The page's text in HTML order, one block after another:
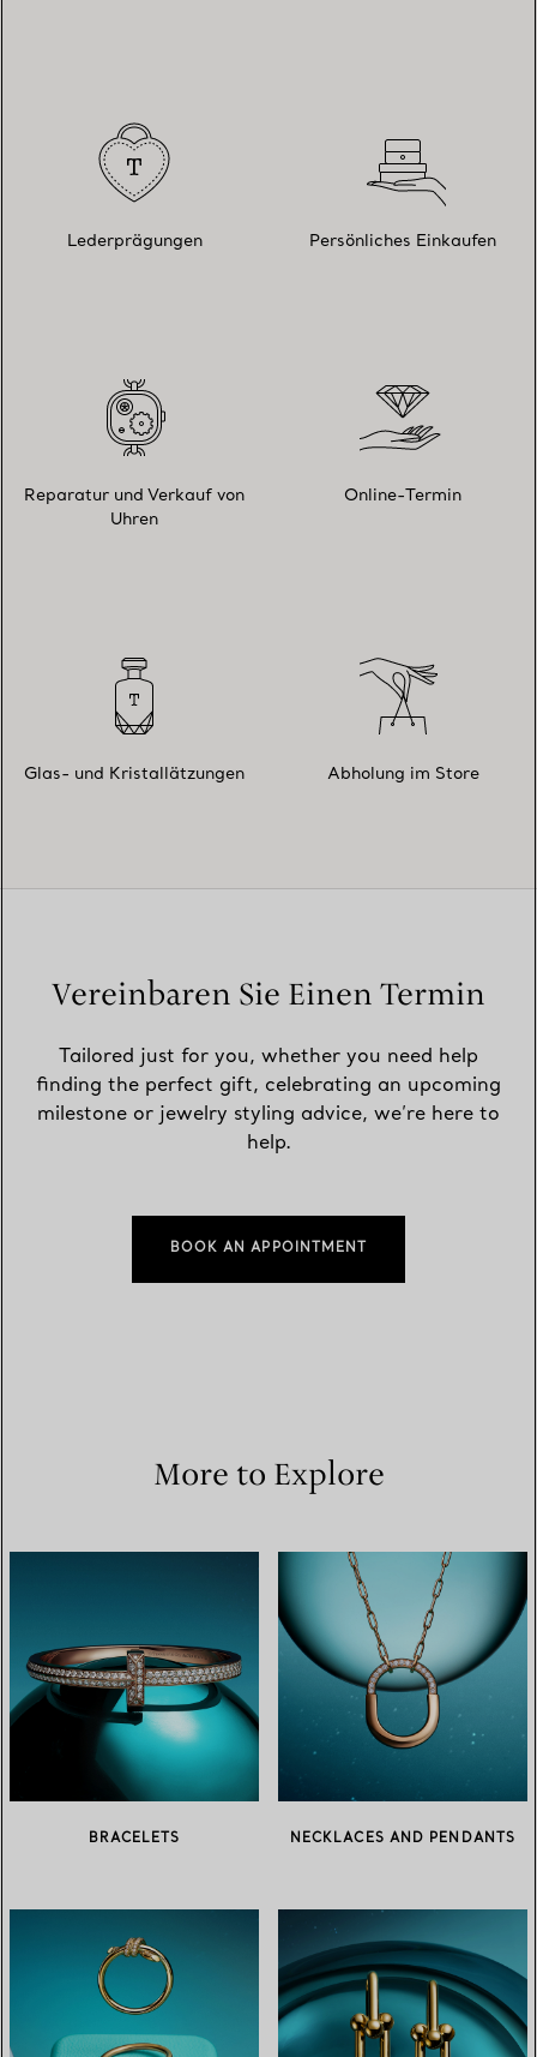
Lederprägungen Persönliches Einkaufen
Reparatur und Verkauf von
Uhren
Online-Termin
Glas- und Kristallätzungen Abholung im Store
Vereinbaren Sie Einen Termin
Tailored just for you, whether you need help
finding the perfect gift, celebrating an upcoming
milestone or jewelry styling advice, we’re here to
help.
BOOK AN APPOINTMENT
More to Explore
BRACELETS NECKLACES AND PENDANTS